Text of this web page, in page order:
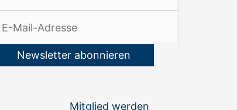
Mitglied werden